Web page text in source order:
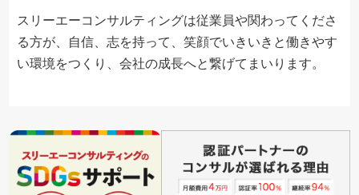
スリーエーコンサルティングは従業員や関わってくださ
る方が、自信、志を持って、笑顔でいきいきと働きやす
い環境をつくり、会社の成長へと繋げてまいります。